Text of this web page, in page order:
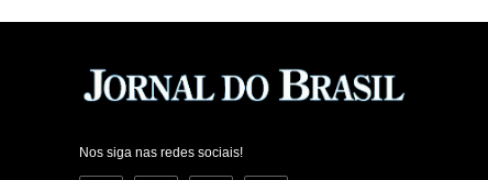
Nos siga nas redes sociais!